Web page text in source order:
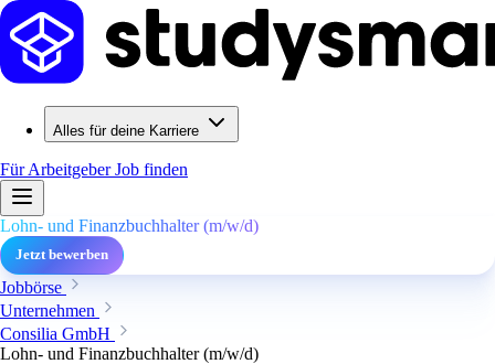
Alles für deine Karriere
Für ArbeitgeberJob finden
Lohn- und Finanzbuchhalter (m/w/d)
Jetzt bewerben
Jobbörse
Unternehmen
Consilia GmbH
Lohn- und Finanzbuchhalter (m/w/d)